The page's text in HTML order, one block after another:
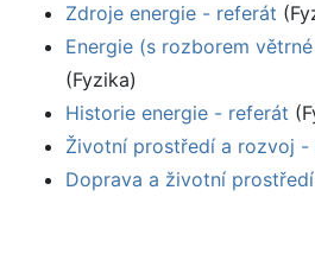
Zdroje energie - referát
Energie (s rozborem
(Fyzika)
Historie energie - referát
Životní prostředí a rozvoj -
Doprava a životní